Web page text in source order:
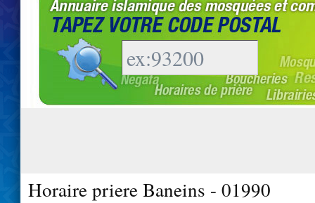
Horaire priere Baneins - 01990